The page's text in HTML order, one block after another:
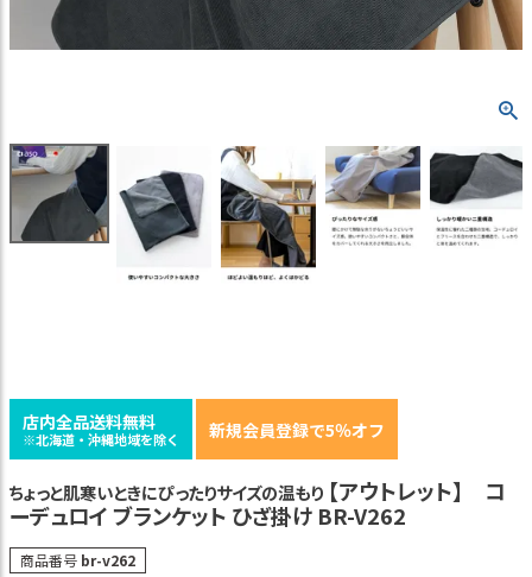
店内全品送料無料
※北海道・沖縄地域を除く 新規会員登録で5％オフ
ちょっと肌寒いときにぴったりサイズの温もり 【アウトレット】 コ
ーデュロイ ブランケット ひざ掛け BR-V262
商品番号 br-v262